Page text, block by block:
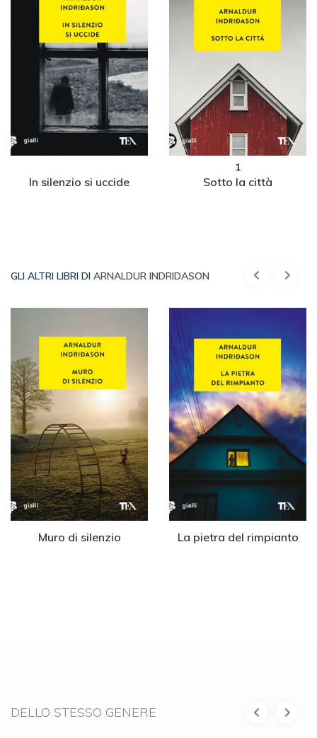
In silenzio si uccide
1
Sotto la città
GLI ALTRI LIBRI DI ARNALDUR INDRIDASON
Muro di silenzio La pietra del rimpianto
DELLO STESSO GENERE